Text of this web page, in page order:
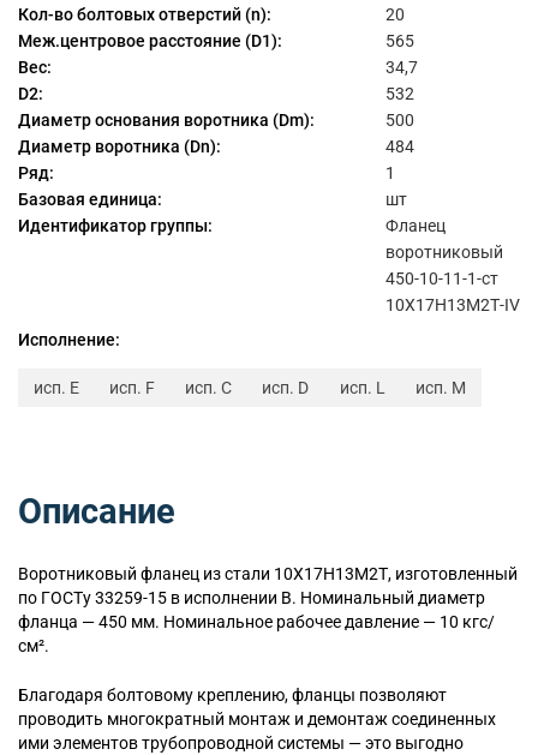
Кол-во болтовых отверстий (n):
20
Меж.центровое расстояние (D1):
565
Вес:
34,7
D2:
532
Диаметр основания воротника (Dm):
500
Диаметр воротника (Dn):
484
Ряд:
1
Базовая единица:
шт
Идентификатор группы:
Фланец
воротниковый
450-10-11-1-ст
10Х17Н13М2Т-IV
Исполнение:
исп. E исп. F исп. C исп. D исп. L исп. M
Описание
Воротниковый фланец из стали 10Х17Н13М2Т, изготовленный
по ГОСТу 33259-15 в исполнении B. Номинальный диаметр
фланца — 450 мм. Номинальное рабочее давление — 10 кгс/
см².
Благодаря болтовому креплению, фланцы позволяют
проводить многократный монтаж и демонтаж соединенных
ими элементов трубопроводной системы — это выгодно